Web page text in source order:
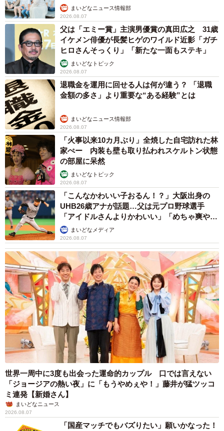
まいどなニュース情報部
2026.08.07
父は「エミー賞」主演男優賞の真田広之 31歳
イケメン俳優が長髪ヒゲのワイルド近影「ガチ
ヒロさんそっくり」「新たな一面もステキ」
まいどなトピック
2026.08.07
退職金を運用に回せる人は何が違う？ 「退職
金額の多さ」より重要な“ある経験”とは
まいどなニュース情報部
2026.08.07
「火事以来10カ月ぶり」全焼した自宅訪れた林
家ぺー 内装も壁も取り払われスケルトン状態
の部屋に呆然
まいどなトピック
2026.08.07
「こんなかわいい子おるん！？」大阪出身の
UHB26歳アナが話題…父は元プロ野球選手
「アイドルさんよりかわいい」「めちゃ爽や
か」まいどなメディア
2026.08.07
世界一周中に3度も出会った運命的カップル 口では言えない
「ジョージアの熱い夜」に「もうやめぇや！」藤井が猛ツッコ
ミ連発【新婚さん】
まいどなニュース
2026.08.07
「国産マッチでもバズりたい」願いかなった！